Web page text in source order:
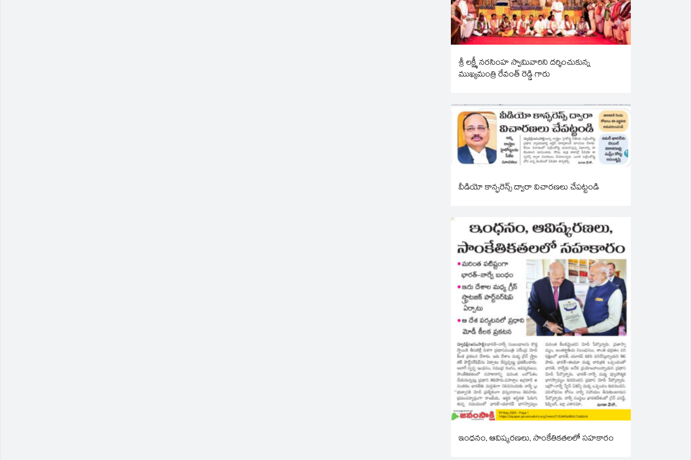
శ్రీ లక్ష్మీ నరసింహ స్వామివారిని దర్శించుకున్న
ముఖ్యమంత్రి రేవంత్ రెడ్డి గారు
వీడియో కాన్ఫరెన్స్ ద్వారా విచారణలు చేపట్టండి
ఇంధనం, ఆవిష్కరణలు, సాంకేతికతలలో సహకారం